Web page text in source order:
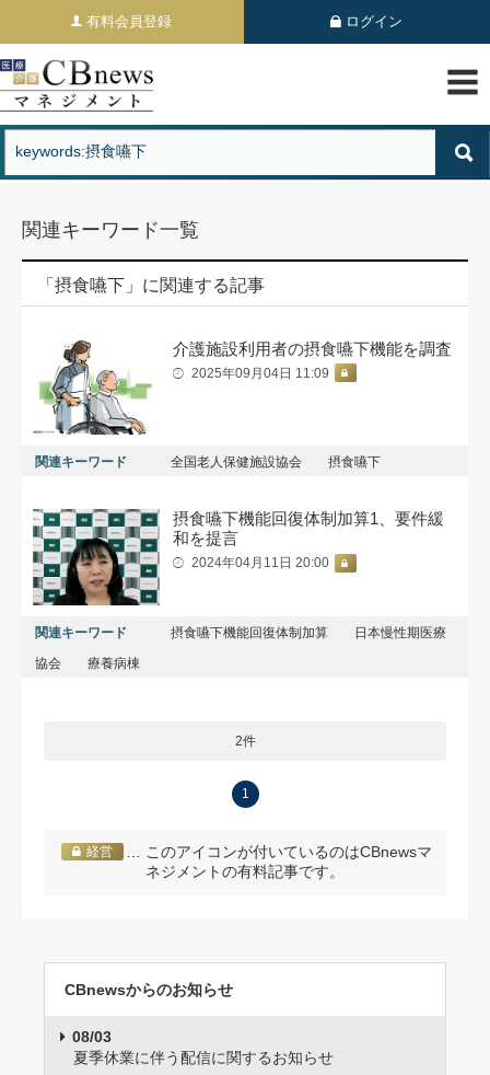
有料会員登録 ログイン
関連キーワード一覧
「摂食嚥下」に関連する記事
介護施設利用者の摂食嚥下機能を調査
2025年09月04日 11:09
関連キーワード 全国老人保健施設協会 摂食嚥下
摂食嚥下機能回復体制加算1、要件緩
和を提言
2024年04月11日 20:00
関連キーワード 摂食嚥下機能回復体制加算
日本慢性期医療
協会
療養病棟
2件
1
経営
… このアイコンが付いているのはCBnewsマ
ネジメントの有料記事です。
CBnewsからのお知らせ
08/03
夏季休業に伴う配信に関するお知らせ